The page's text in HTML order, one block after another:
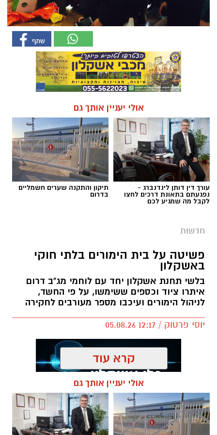
אולי יעניין אותך גם
עורך דין דותן לינדנברג -
נפגעתם בתאונת דרכים לחצו
לקבל מה שמגיע לכם
תיקון והתקנה שערים חשמליים
בדרום
חדשות
פשיטה על בית הימורים בלתי חוקי
באשקלון
בלשי תחנת אשקלון יחד עם לוחמי מג"ב דרום
איתרו ציוד וכספים ששימשו, על פי החשד,
לניהול הימורים ועיכבו מספר מעורבים לחקירה
יוסי פרטוק / 12:17 05.08.26
תגים:פשיטה על בית הימורים
קרא עוד
אולי יעניין אותך גם